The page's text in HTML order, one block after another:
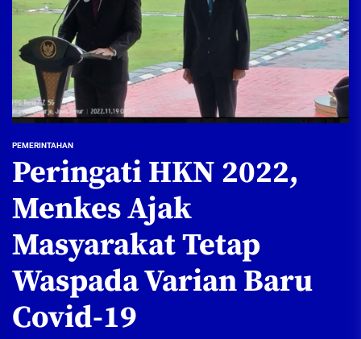
PEMERINTAHAN
Peringati HKN 2022,
Menkes Ajak
Masyarakat Tetap
Waspada Varian Baru
Covid-19